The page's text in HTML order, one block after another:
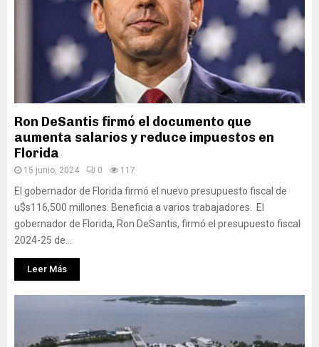
Ron DeSantis firmó el documento que
aumenta salarios y reduce impuestos en
Florida
15 junio, 2024 0 117
El gobernador de Florida firmó el nuevo presupuesto fiscal de
u$s116,500 millones. Beneficia a varios trabajadores. El
gobernador de Florida, Ron DeSantis, firmó el presupuesto fiscal
2024-25 de...
Leer Más